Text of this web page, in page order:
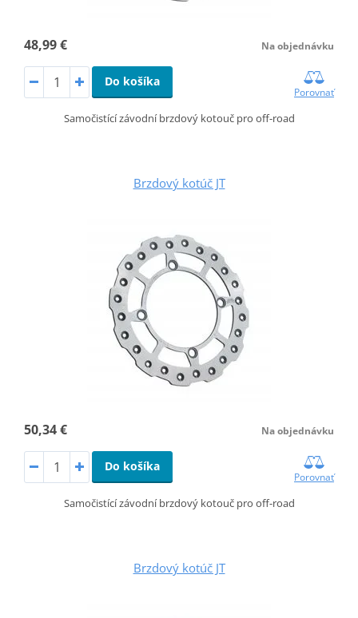
48,99 € Na objednávku
Do košíka
Porovnať
Samočistící závodní brzdový kotouč pro off-road
Brzdový kotúč JT
50,34 € Na objednávku
Do košíka
Porovnať
Samočistící závodní brzdový kotouč pro off-road
Brzdový kotúč JT